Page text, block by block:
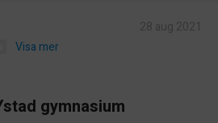
Visa mer
gymnasium